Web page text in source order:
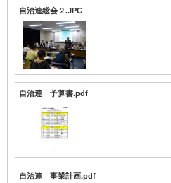
自治連総会２.JPG
自治連 予算書.pdf
自治連 事業計画.pdf